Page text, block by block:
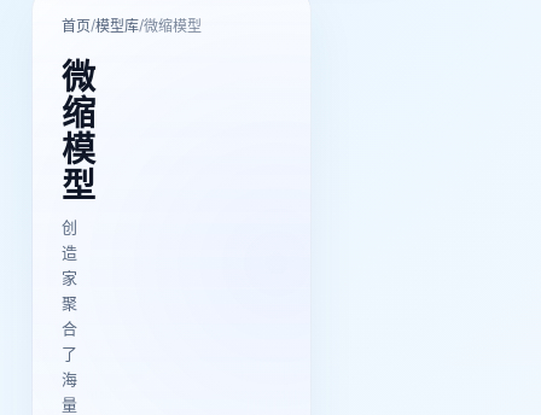
首页/模型库/微缩模型
微
缩
模
型
创
造
家
聚
合
了
海
量